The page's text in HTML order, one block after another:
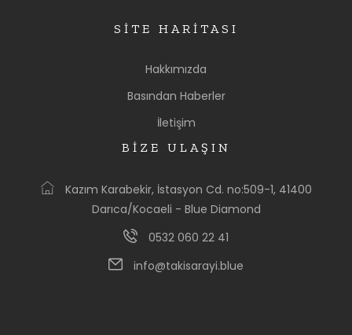
SİTE HARİTASI
Hakkımızda
Basından Haberler
İletişim
BİZE ULAŞIN
Kazım Karabekir, İstasyon Cd. no:509-1, 41400
Darıca/Kocaeli - Blue Diamond
0532 060 22 41
info@takisarayi.blue